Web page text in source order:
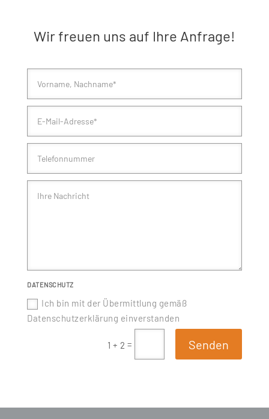
Wir freuen uns auf Ihre Anfrage!
DATENSCHUTZ
Ich bin mit der Übermittlung gemäß
Datenschutzerklärung einverstanden
1 + 2 = Senden